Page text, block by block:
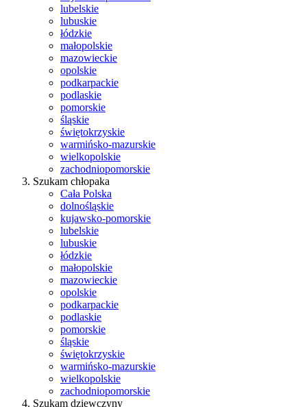
lubelskie
lubuskie
łódzkie
małopolskie
mazowieckie
opolskie
podkarpackie
podlaskie
pomorskie
śląskie
świętokrzyskie
warmińsko-mazurskie
wielkopolskie
zachodniopomorskie
Szukam chłopaka
Cała Polska
dolnośląskie
kujawsko-pomorskie
lubelskie
lubuskie
łódzkie
małopolskie
mazowieckie
opolskie
podkarpackie
podlaskie
pomorskie
śląskie
świętokrzyskie
warmińsko-mazurskie
wielkopolskie
zachodniopomorskie
Szukam dziewczyny